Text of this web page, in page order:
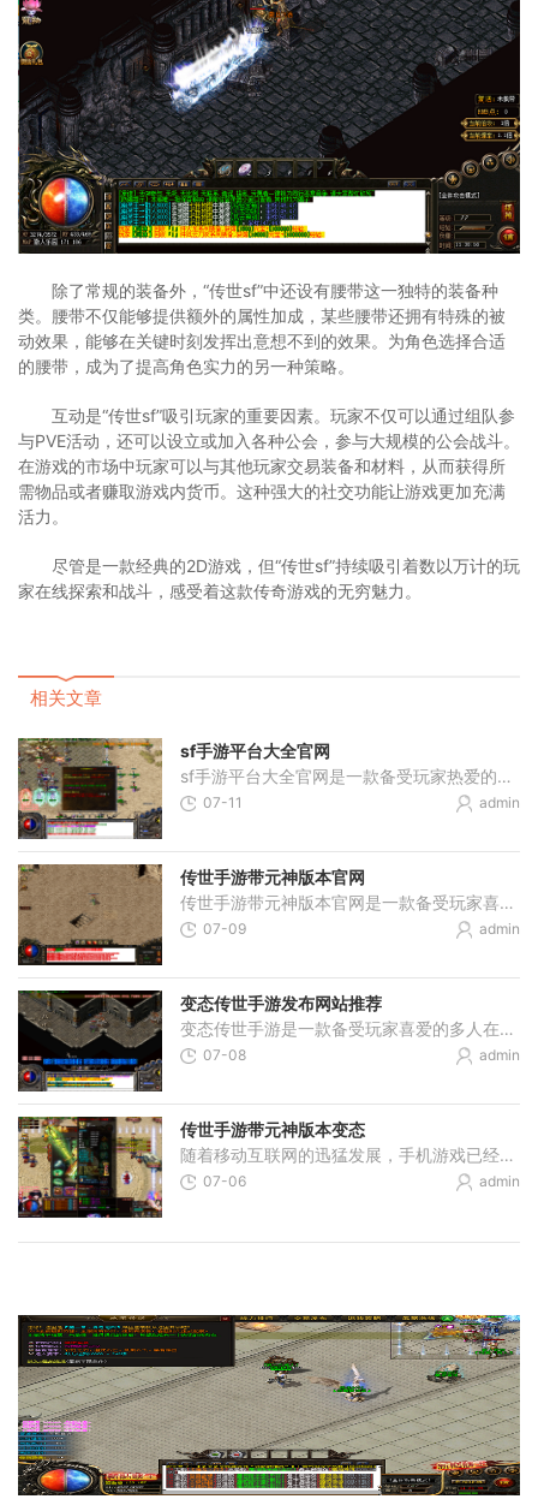
除了常规的装备外，“传世sf”中还设有腰带这一独特的装备种
类。腰带不仅能够提供额外的属性加成，某些腰带还拥有特殊的被
动效果，能够在关键时刻发挥出意想不到的效果。为角色选择合适
的腰带，成为了提高角色实力的另一种策略。
互动是“传世sf”吸引玩家的重要因素。玩家不仅可以通过组队参
与PVE活动，还可以设立或加入各种公会，参与大规模的公会战斗。
在游戏的市场中玩家可以与其他玩家交易装备和材料，从而获得所
需物品或者赚取游戏内货币。这种强大的社交功能让游戏更加充满
活力。
尽管是一款经典的2D游戏，但“传世sf”持续吸引着数以万计的玩
家在线探索和战斗，感受着这款传奇游戏的无穷魅力。
相关文章
sf手游平台大全官网
sf手游平台大全官网是一款备受玩家热爱的手机游戏平台。在这个平台上，玩家可以尽情享受各种精彩的手机游戏体验。不管你是喜欢竞技游戏还是休闲娱乐类游戏， sf手游平台大全官网
07-11 admin
传世手游带元神版本官网
传世手游带元神版本官网是一款备受玩家喜爱的热门手游。本文将为大家详细介绍这款游戏的具体玩法，以及官网上提供的各种特色活动和福利。传世手游带元神版本官网提供了多种多
07-09 admin
变态传世手游发布网站推荐
变态传世手游是一款备受玩家喜爱的多人在线角色扮演游戏，近期推出了全新的官方网站。在这个网站上，你可以找到关于游戏的最新资讯、攻略指南、玩家交流等各种内容。今天我就
07-08 admin
传世手游带元神版本变态
随着移动互联网的迅猛发展，手机游戏已经成为人们生活中不可或缺的一部分。作为一种便捷、娱乐性强的方式，手游在市场上占据了重要的地位。而其中一款备受瞩目的传世手游带元
07-06 admin